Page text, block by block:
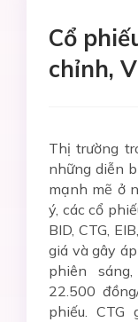
Cổ
chỉnh,
Thị trường
những diễn
mạnh mẽ ở
ý, các cổ
BID, CTG,
giá và gây
phiên
22.500
phiếu. CTG